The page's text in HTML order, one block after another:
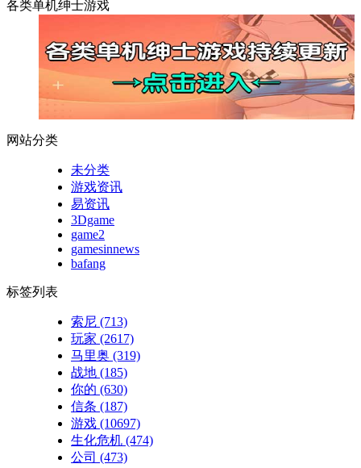
各类单机绅士游戏
网站分类
未分类
游戏资讯
易资讯
3Dgame
game2
gamesinnews
bafang
标签列表
索尼 (713)
玩家 (2617)
马里奥 (319)
战地 (185)
你的 (630)
信条 (187)
游戏 (10697)
生化危机 (474)
公司 (473)